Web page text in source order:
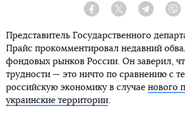
Facebook Twitter Telegram
Представитель Государственного
Прайс прокомментировал недавний
фондовых рынков России. Он заверил,
трудности — это ничто по сравнению с
российскую экономику в случае нового
украинские территории.